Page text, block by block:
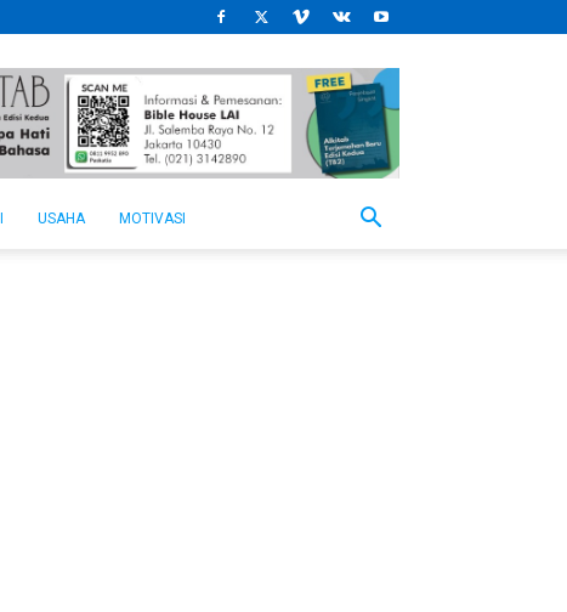
USAHA MOTIVASI